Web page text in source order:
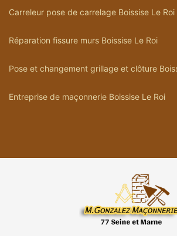
Carreleur pose de carrelage Boissise Le Roi
Réparation fissure murs Boissise Le Roi
Pose et changement grillage et clôture
Entreprise de maçonnerie Boissise Le Roi